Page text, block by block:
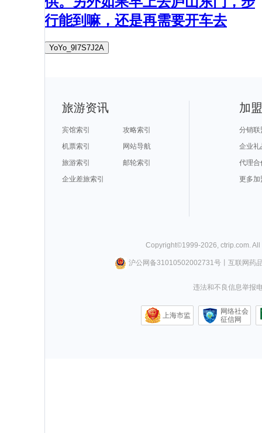
行能到嘛，还是再需要开车去
YoYo_9I7S7J2A
旅游资讯
宾馆索引
攻略索引
机票索引
网站导航
旅游索引
邮轮索引
企业差旅索引
加
分销联
企业礼
代理合
更多加
Copyright©1999-2026 ctrip.com .
沪公网备31010502002731号丨 互联网药
违法和不良信息举报
上海市监
网络社会
征信网